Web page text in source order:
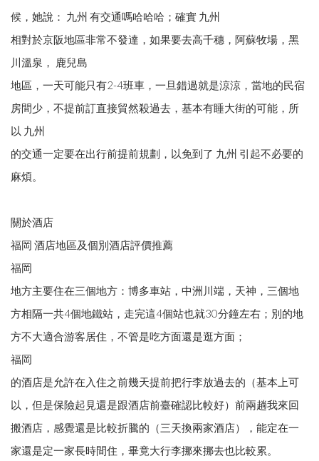
候，她說： 九州 有交通嗎哈哈哈；確實 九州
相對於京阪地區非常不發達，如果要去高千穗，阿蘇牧場，黑
川溫泉， 鹿兒島
地區，一天可能只有2-4班車，一旦錯過就是涼涼，當地的民宿
房間少，不提前訂直接貿然殺過去，基本有睡大街的可能，所
以 九州
的交通一定要在出行前提前規劃，以免到了 九州 引起不必要的
麻煩。
關於酒店
福岡 酒店地區及個別酒店評價推薦
福岡
地方主要住在三個地方：博多車站，中洲川端，天神，三個地
方相隔一共4個地鐵站，走完這4個站也就30分鐘左右；別的地
方不大適合游客居住，不管是吃方面還是逛方面；
福岡
的酒店是允許在入住之前幾天提前把行李放過去的（基本上可
以，但是保險起見還是跟酒店前臺確認比較好）前兩趟我來回
搬酒店，感覺還是比較折騰的（三天換兩家酒店），能定在一
家還是定一家長時間住，畢竟大行李挪來挪去也比較累。